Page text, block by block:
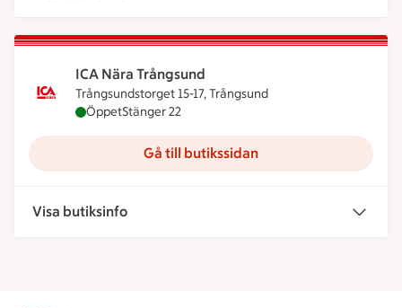
ICA Nära Trångsund
Trångsundstorget 15-17, Trångsund
ICA Nära Trångsund är öppen nu, stänger klockan
ÖppetStänger 22
Gå till butikssidan
Visa butiksinfo